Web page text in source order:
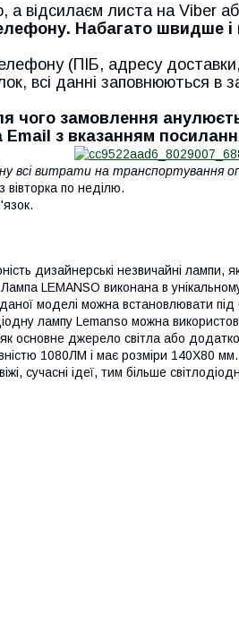
відсилаєм листа на Viber
Набагато швидше і
(ПІБ, адресу доставки,
всі данні заповнюються в
чого замовлення
з вказанням
всі витрати на транспортування
вівторка по неділю.
дизайнерські незвичайні лампи,
LEMANSO виконана в
моделі можна встановлювати під
лампу Lemanso можна
основне джерело світла або
1080ЛМ і має розміри 140Х80 мм.
сучасні ідеї, тим більше